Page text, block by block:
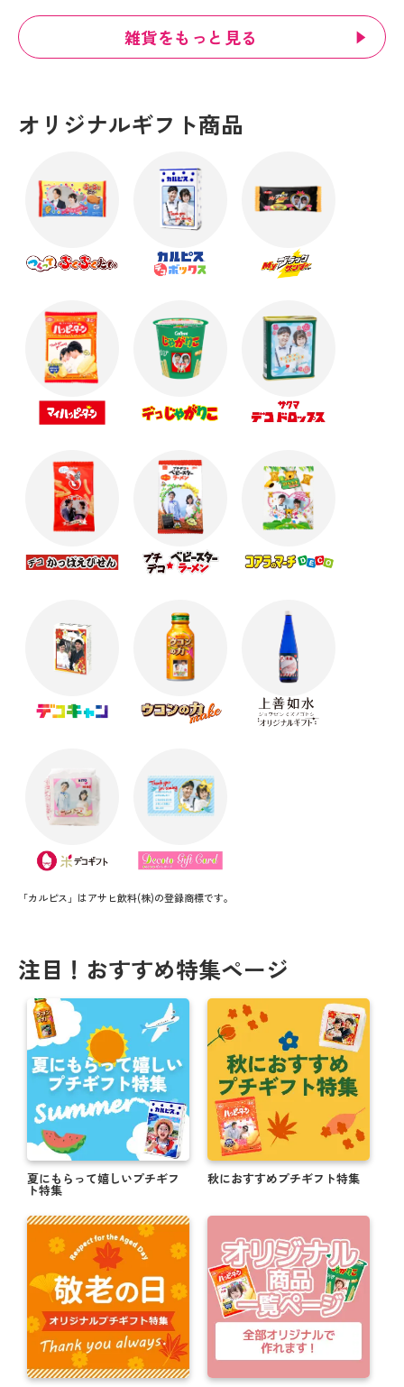
雑貨をもっと見る
オリジナルギフト商品
「カルピス」はアサヒ飲料(株)の登録商標です。
注目！おすすめ特集ページ
夏にもらって嬉しいプチギフ
ト特集
秋におすすめプチギフト特集